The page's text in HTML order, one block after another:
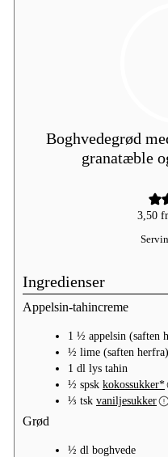
Boghvedegrød
granatæble
3,50
Ingredienser
Appelsin-tahincreme
1 ½ appelsin (saften
½ lime (saften herfra)
1 dl lys tahin
½ spsk kokossukker*
⅓ tsk vaniljesukker
Grød
½ dl boghvede